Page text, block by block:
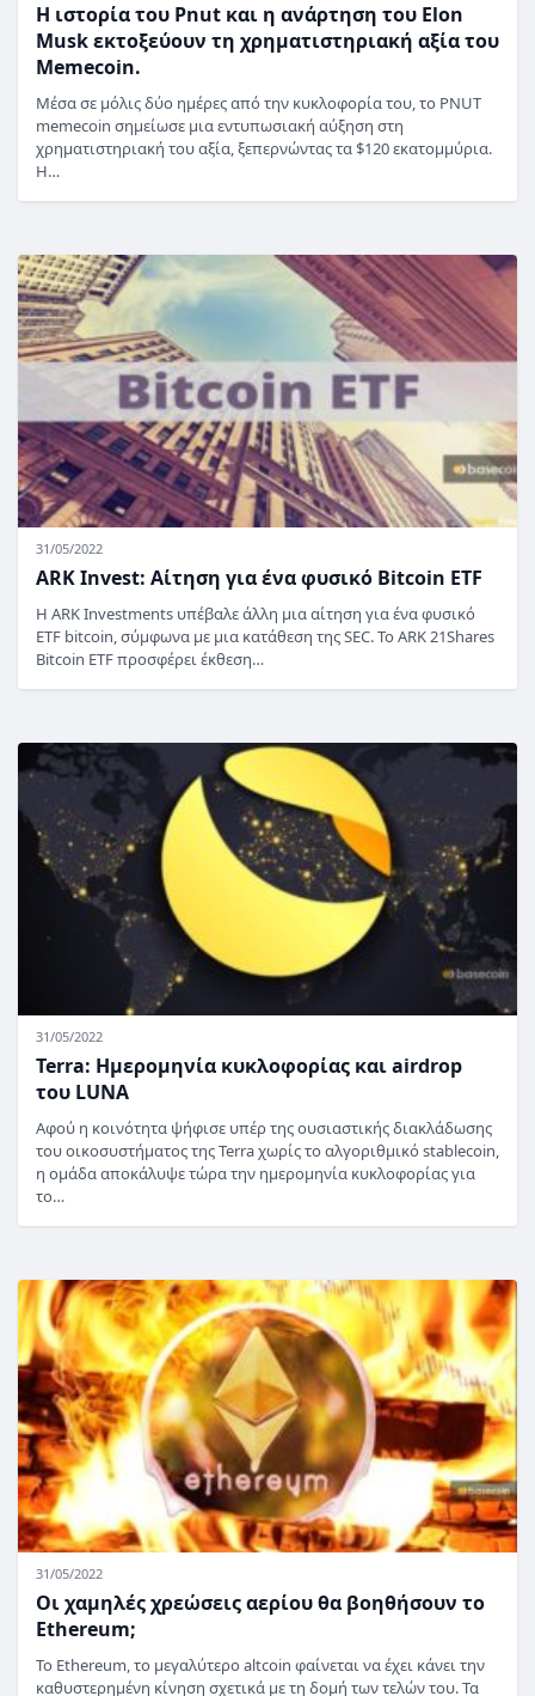
Η ιστορία του Pnut και η ανάρτηση του Elon
Musk εκτοξεύουν τη χρηματιστηριακή αξία του
Memecoin.
Μέσα σε μόλις δύο ημέρες από την κυκλοφορία του, το PNUT
memecoin σημείωσε μια εντυπωσιακή αύξηση στη
χρηματιστηριακή του αξία, ξεπερνώντας τα $120 εκατομμύρια.
Η…
31/05/2022
ARK Invest: Αίτηση για ένα φυσικό Bitcoin ETF
Η ARK Investments υπέβαλε άλλη μια αίτηση για ένα φυσικό
ETF bitcoin, σύμφωνα με μια κατάθεση της SEC. Το ARK 21Shares
Bitcoin ETF προσφέρει έκθεση…
31/05/2022
Terra: Ημερομηνία κυκλοφορίας και airdrop
του LUNA
Αφού η κοινότητα ψήφισε υπέρ της ουσιαστικής διακλάδωσης
του οικοσυστήματος της Terra χωρίς το αλγοριθμικό stablecoin,
η ομάδα αποκάλυψε τώρα την ημερομηνία κυκλοφορίας για
το…
31/05/2022
Οι χαμηλές χρεώσεις αερίου θα βοηθήσουν το
Ethereum;
Το Ethereum, το μεγαλύτερο altcoin φαίνεται να έχει κάνει την
καθυστερημένη κίνηση σχετικά με τη δομή των τελών του. Τα